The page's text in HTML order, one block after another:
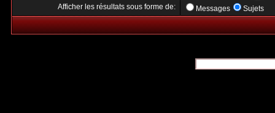
Afficher les résultats sous forme de: Messages Sujets